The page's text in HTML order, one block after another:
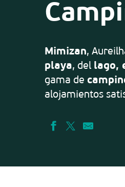
Mimizan,
playa, del lago,
gama de
alojamientos